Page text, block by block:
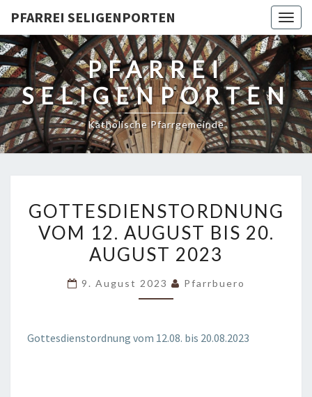
PFARREI SELIGENPORTEN
PFARREI
SELIGENPORTEN
Katholische Pfarrgemeinde
VOM
12.
AUGUST
20.
GOTTESDIENSTORDNUNG
VOM 12. AUGUST BIS 20.
AUGUST 2023
9. August 2023 Pfarrbuero
Gottesdienstordnung vom 12.08. bis 20.08.2023